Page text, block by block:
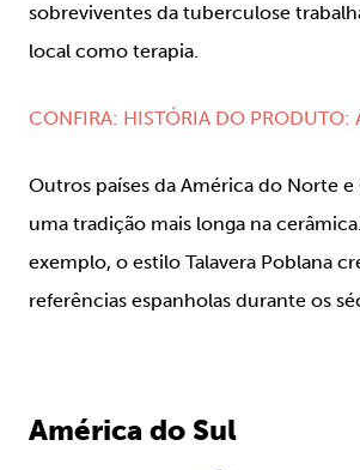
sobreviventes da tuberculose
local como terapia.
CONFIRA: HISTÓRIA DO PRODUTO:
Outros países da América do Norte
uma tradição mais longa na
exemplo, o estilo Talavera Poblana
referências espanholas durante os
América do Sul